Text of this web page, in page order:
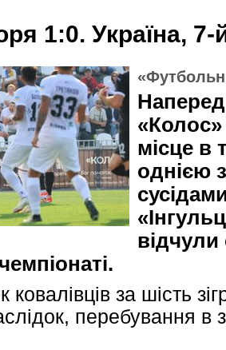
1:0. Україна, 7-
місце в
однією
за шість
перебування в